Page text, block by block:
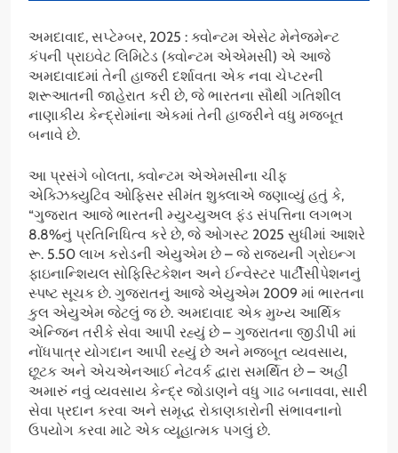
અમદાવાદ, સપ્ટેમ્બર, 2025 : ક્વોન્ટમ એસેટ મેનેજમેન્ટ
કંપની પ્રાઇવેટ લિમિટેડ (ક્વોન્ટમ એએમસી) એ આજે ​​
અમદાવાદમાં તેની હાજરી દર્શાવતા એક નવા ચેપ્ટરની
શરૂઆતની જાહેરાત કરી છે, જે ભારતના સૌથી ગતિશીલ
નાણાકીય કેન્દ્રોમાંના એકમાં તેની હાજરીને વધુ મજબૂત
બનાવે છે.
આ પ્રસંગે બોલતા, ક્વોન્ટમ એએમસીના ચીફ
એક્ઝિક્યુટિવ ઓફિસર સીમંત શુક્લાએ જણાવ્યું હતું કે,
“ગુજરાત આજે ભારતની મ્યુચ્યુઅલ ફંડ સંપત્તિના લગભગ
8.8%નું પ્રતિનિધિત્વ કરે છે, જે ઓગસ્ટ 2025 સુધીમાં આશરે
રૂ. 5.50 લાખ કરોડની એયુએમ છે – જે રાજ્યની ગ્રોઇન્ગ
ફાઇનાન્શિયલ સોફિસ્ટિકેશન અને ઈન્વેસ્ટર પાર્ટીસીપેશનનું
સ્પષ્ટ સૂચક છે. ગુજરાતનું આજે એયુએમ 2009 માં ભારતના
કુલ એયુએમ જેટલું જ છે. અમદાવાદ એક મુખ્ય આર્થિક
એન્જિન તરીકે સેવા આપી રહ્યું છે – ગુજરાતના જીડીપી માં
નોંધપાત્ર યોગદાન આપી રહ્યું છે અને મજબૂત વ્યવસાય,
છૂટક અને એચએનઆઈ નેટવર્ક દ્વારા સમર્થિત છે – અહીં
અમારું નવું વ્યવસાય કેન્દ્ર જોડાણને વધુ ગાઢ બનાવવા, સારી
સેવા પ્રદાન કરવા અને સમૃદ્ધ રોકાણકારોની સંભાવનાનો
ઉપયોગ કરવા માટે એક વ્યૂહાત્મક પગલું છે.